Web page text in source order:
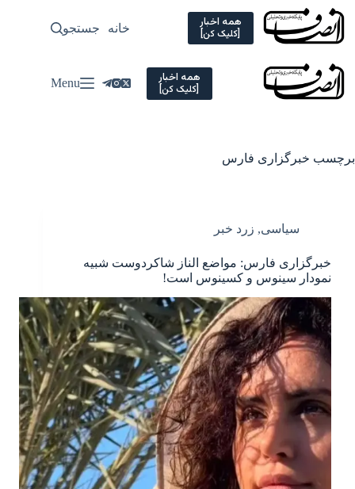
Skip
content
همه اخبار
[کلیک کن] خانه سیاسی
جستجو
همه اخبار
[کلیک کن] Menu
برچسب خبرگزاری فارس
سیاسی, زرد خبر
خبرگزاری فارس: مواضع الناز شاکردوست شبیه
نمودار سینوس و کسینوس است!